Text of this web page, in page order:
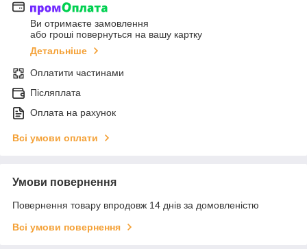
Ви отримаєте замовлення
або гроші повернуться на вашу картку
Детальніше
Оплатити частинами
Післяплата
Оплата на рахунок
Всі умови оплати
Умови повернення
Повернення товару впродовж 14 днів за домовленістю
Всі умови повернення